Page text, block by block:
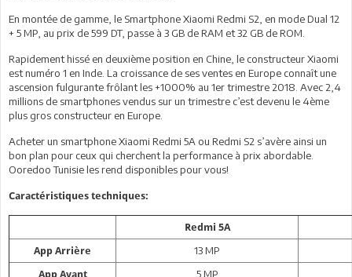
En montée de gamme, le Smartphone Xiaomi Redmi S2, en mode Dual 12
+ 5 MP, au prix de 599 DT, passe à 3 GB de RAM et 32 GB de ROM.
Rapidement hissé en deuxième position en Chine, le constructeur Xiaomi
est numéro 1 en Inde. La croissance de ses ventes en Europe connaît une
ascension fulgurante frôlant les +1000% au 1er trimestre 2018. Avec 2,4
millions de smartphones vendus sur un trimestre c’est devenu le 4ème
plus gros constructeur en Europe.
Acheter un smartphone Xiaomi Redmi 5A ou Redmi S2 s’avère ainsi un
bon plan pour ceux qui cherchent la performance à prix abordable.
Ooredoo Tunisie les rend disponibles pour vous!
Caractéristiques techniques:
Redmi 5A
App Arrière
13 MP
App Avant 5 MP